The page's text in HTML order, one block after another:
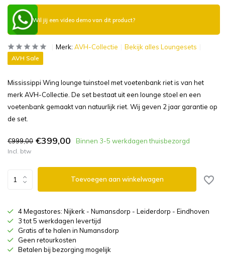
Wil jij een video demo van dit product?
Merk: AVH-Collectie Bekijk alles Loungesets
AVH Sale
Mississippi Wing lounge tuinstoel met voetenbank riet is van het
merk AVH-Collectie. De set bestaat uit een lounge stoel en een
voetenbank gemaakt van natuurlijk riet. Wij geven 2 jaar garantie op
de set.
€999,00 €399,00 Binnen 3-5 werkdagen thuisbezorgd
Incl. btw
Toevoegen aan winkelwagen
4 Megastores: Nijkerk - Numansdorp - Leiderdorp - Eindhoven
3 tot 5 werkdagen levertijd
Gratis af te halen in Numansdorp
Geen retourkosten
Betalen bij bezorging mogelijk